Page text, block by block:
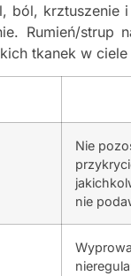
ból, krztuszenie
Rumień/
tkanek w
Nie
nie